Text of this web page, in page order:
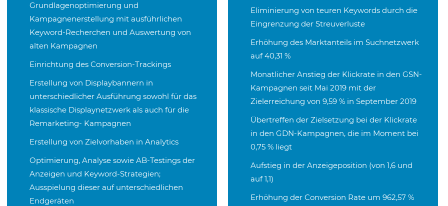
Grundlagenoptimierung und
Kampagnenerstellung mit ausführlichen
Keyword-Recherchen und Auswertung von
alten Kampagnen
Einrichtung des Conversion-Trackings
Erstellung von Displaybannern in
unterschiedlicher Ausführung sowohl für das
klassische Displaynetzwerk als auch für die
Remarketing- Kampagnen
Erstellung von Zielvorhaben in Analytics
Optimierung, Analyse sowie AB-Testings der
Anzeigen und Keyword-Strategien;
Ausspielung dieser auf unterschiedlichen
Endgeräten
Eliminierung von teuren Keywords durch die
Eingrenzung der Streuverluste
Erhöhung des Marktanteils im Suchnetzwerk
auf 40,31 %
Monatlicher Anstieg der Klickrate in den GSN-
Kampagnen seit Mai 2019 mit der
Zielerreichung von 9,59 % in September 2019
Übertreffen der Zielsetzung bei der Klickrate
in den GDN-Kampagnen, die im Moment bei
0,75 % liegt
Aufstieg in der Anzeigeposition (von 1,6 und
auf 1,1)
Erhöhung der Conversion Rate um 962,57 %